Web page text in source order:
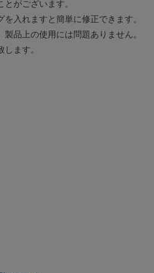
がございます。
入れますと簡単に修正できます。
品上の使用には問題ありません。
ます。